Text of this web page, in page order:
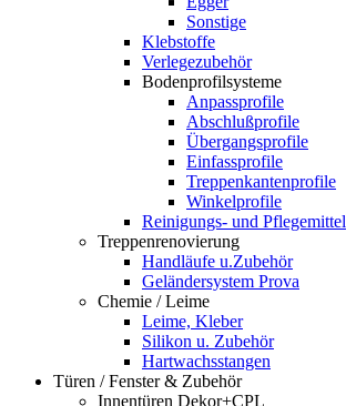
Sonstige
Klebstoffe
Verlegezubehör
Bodenprofilsysteme
Anpassprofile
Abschlußprofile
Übergangsprofile
Einfassprofile
Treppenkantenprofile
Winkelprofile
Reinigungs- und Pflegemittel
Treppenrenovierung
Handläufe u.Zubehör
Geländersystem Prova
Chemie / Leime
Leime, Kleber
Silikon u. Zubehör
Hartwachsstangen
Türen / Fenster & Zubehör
Innentüren Dekor+CPL